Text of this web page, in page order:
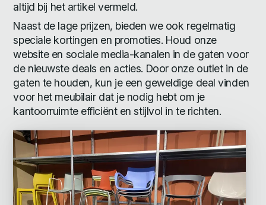
altijd bij het artikel vermeld.
Naast de lage prijzen, bieden we ook regelmatig
speciale kortingen en promoties. Houd onze
website en sociale media-kanalen in de gaten voor
de nieuwste deals en acties. Door onze outlet in de
gaten te houden, kun je een geweldige deal vinden
voor het meubilair dat je nodig hebt om je
kantoorruimte efficiënt en stijlvol in te richten.